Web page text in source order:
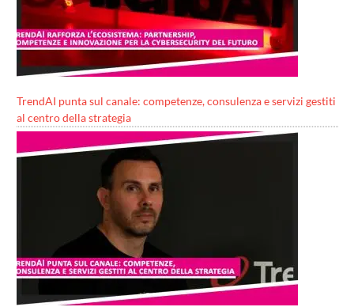
TrendAI punta sul canale: competenze, consulenza e servizi gestiti
al centro della strategia